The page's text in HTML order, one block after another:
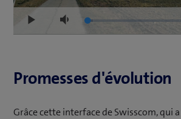
Play Mute Loaded:
Promesses d'évolution
Grâce cette interface de Swisscom, qui